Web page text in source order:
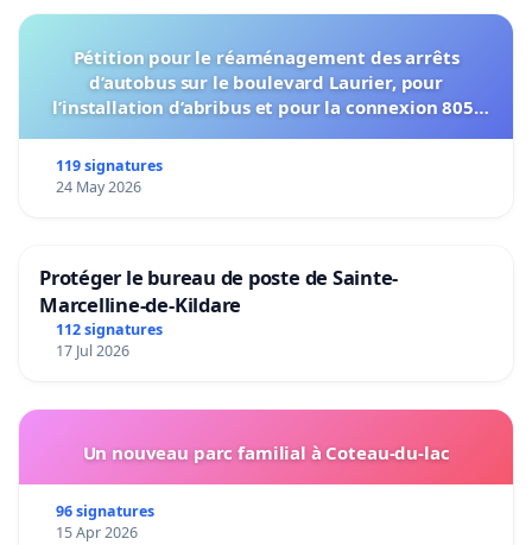
Pétition pour le réaménagement des arrêts
d’autobus sur le boulevard Laurier, pour
l’installation d’abribus et pour la connexion 805-
119 signatures
24 May 2026
Protéger le bureau de poste de Sainte-
Marcelline-de-Kildare
112 signatures
17 Jul 2026
Un nouveau parc familial à Coteau-du-lac
96 signatures
15 Apr 2026